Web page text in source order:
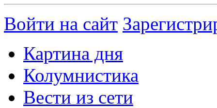
Войти на сайт
Картина дня
Колумнистика
Вести из сети